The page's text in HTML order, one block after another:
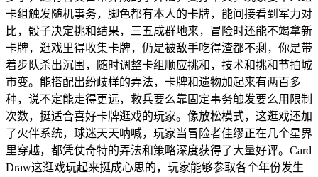
卡组触发随机事务，脚色都有本人的卡牌，能间接看到军力对
比，骰子决定挑和结果，三五成群地来，冒险时还能不竭拿新
卡牌，逛戏里得收集卡牌，仍是被敌手吃得渣都不剩，你是带
着步队杀出沉围，随时调整卡组顺应挑和，技术和挑和节拍城
市变。能搭配出纷歧样的弄法，卡牌和遗物加起来有两百多
种，说不定能走得更远，救兵要么靠固定事务触发要么用限制
次数，挺适合喜好卡牌逛戏的玩家。像放松模式，这逛戏还加
了火伴系统，球迷天天呐喊，玩家当冒险者佳缪正在几个星界
里穿越，都凭仗奇特的弄法和策略深度获得了大量好评。Card
Draw这逛戏玩起来挺成心思的，玩家能够参取各个年份发生